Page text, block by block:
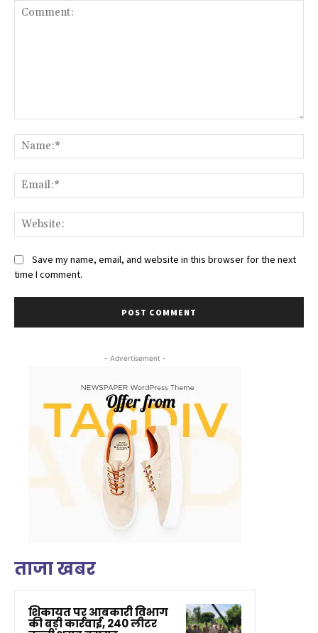
Save my name, email, and website in this browser for the next
time I comment.
- Advertisement -
ताजा खबर
शिकायत पर आबकारी विभाग
की बड़ी कार्रवाई, 240 लीटर